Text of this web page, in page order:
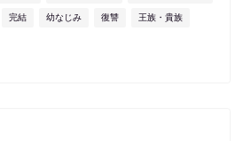
完結 幼なじみ 復讐 王族・貴族